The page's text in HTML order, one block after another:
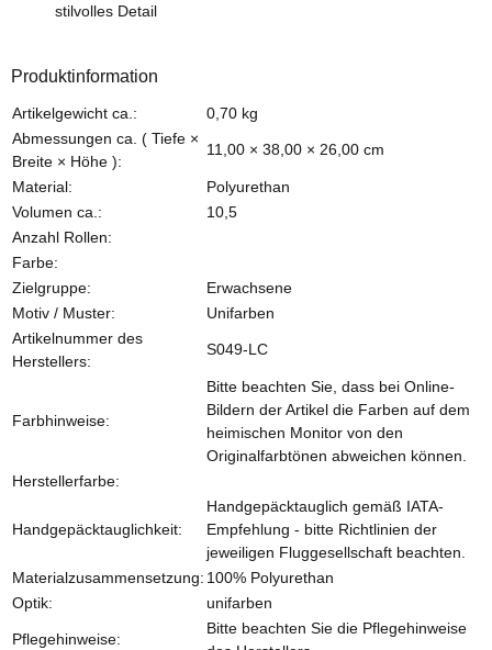
stilvolles Detail
Produktinformation
Produkteigenschaft
Wert
Artikelgewicht ca.: 0,70 kg
Abmessungen ca. ( Tiefe ×
Breite × Höhe ):
11,00 × 38,00 × 26,00 cm
Material:
Polyurethan
Volumen ca.:
10,5
Anzahl Rollen:
Farbe:
Zielgruppe:
Erwachsene
Motiv / Muster:
Unifarben
Artikelnummer des
Herstellers:
S049-LC
Farbhinweise:
Bitte beachten Sie, dass bei Online-
Bildern der Artikel die Farben auf dem
heimischen Monitor von den
Originalfarbtönen abweichen können.
Herstellerfarbe:
Handgepäcktauglichkeit:
Handgepäcktauglich gemäß IATA-
Empfehlung - bitte Richtlinien der
jeweiligen Fluggesellschaft beachten.
Materialzusammensetzung: 100% Polyurethan
Optik:
unifarben
Pflegehinweise:
Bitte beachten Sie die Pflegehinweise